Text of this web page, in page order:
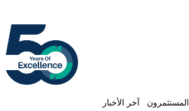
المستثمرون آخر الأخبار